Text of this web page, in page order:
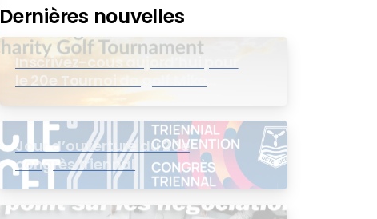
Dernières nouvelles
Inscrivez-cous aujord’hui pour
le 20e Tournoi de golf Mike
Jour d’ouverture du 20e
congrès triennal